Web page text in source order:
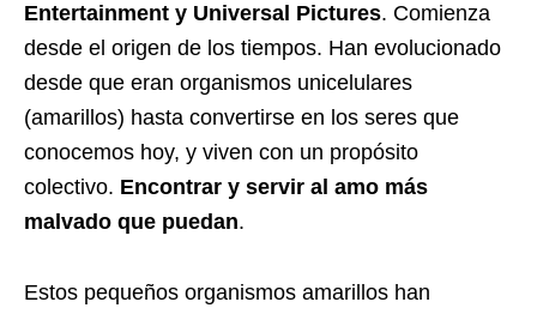
Entertainment y Universal Pictures. Comienza
desde el origen de los tiempos. Han evolucionado
desde que eran organismos unicelulares
(amarillos) hasta convertirse en los seres que
conocemos hoy, y viven con un propósito
colectivo. Encontrar y servir al amo más
malvado que puedan.
Estos pequeños organismos amarillos han